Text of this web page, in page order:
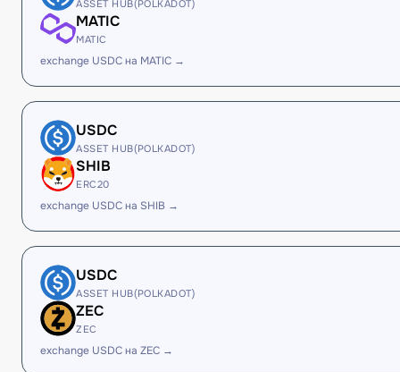
ASSET HUB(POLKADOT)
MATIC
MATIC
exchange USDC на MATIC →
USDC
ASSET HUB(POLKADOT)
SHIB
ERC20
exchange USDC на SHIB →
USDC
ASSET HUB(POLKADOT)
ZEC
ZEC
exchange USDC на ZEC →